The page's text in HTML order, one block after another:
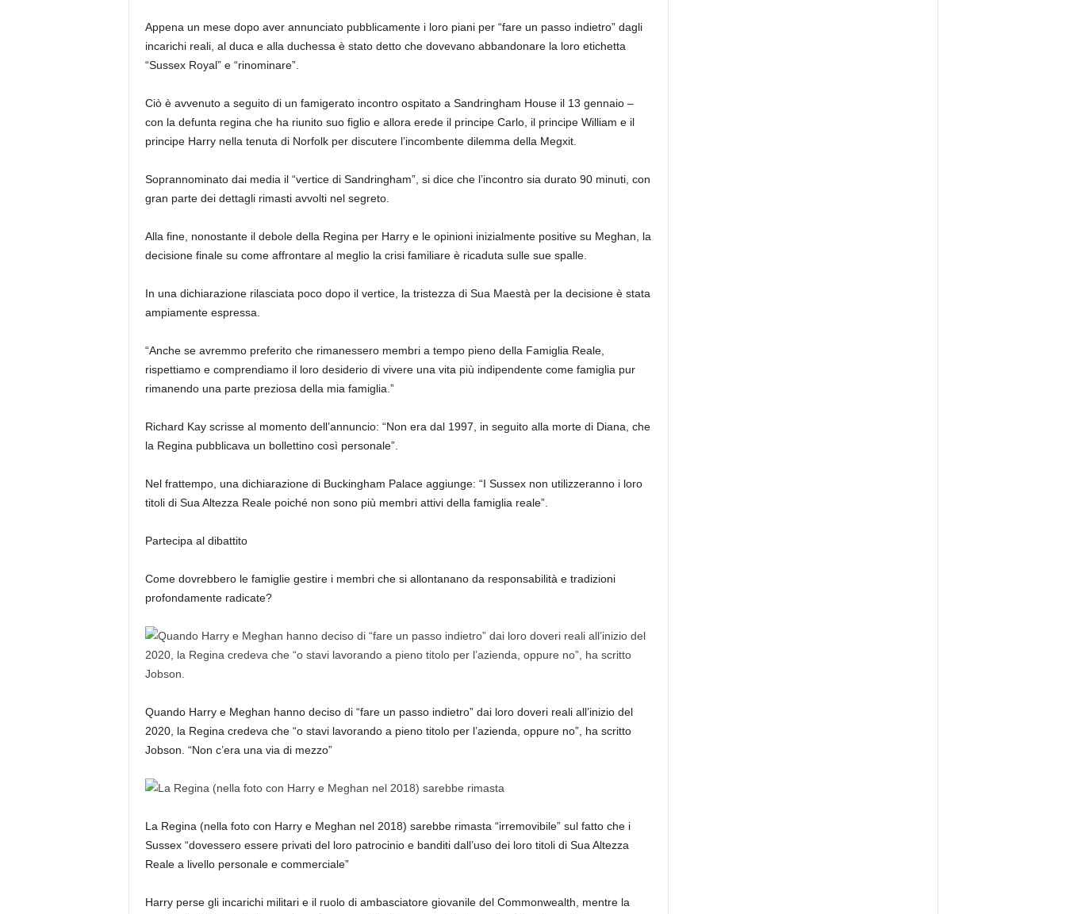
Appena un mese dopo aver annunciato pubblicamente i loro piani per “fare un passo indietro” dagli
incarichi reali, al duca e alla duchessa è stato detto che dovevano abbandonare la loro etichetta
“Sussex Royal” e “rinominare”.
Ciò è avvenuto a seguito di un famigerato incontro ospitato a Sandringham House il 13 gennaio –
con la defunta regina che ha riunito suo figlio e allora erede il principe Carlo, il principe William e il
principe Harry nella tenuta di Norfolk per discutere l’incombente dilemma della Megxit.
Soprannominato dai media il “vertice di Sandringham”, si dice che l’incontro sia durato 90 minuti, con
gran parte dei dettagli rimasti avvolti nel segreto.
Alla fine, nonostante il debole della Regina per Harry e le opinioni inizialmente positive su Meghan, la
decisione finale su come affrontare al meglio la crisi familiare è ricaduta sulle sue spalle.
In una dichiarazione rilasciata poco dopo il vertice, la tristezza di Sua Maestà per la decisione è stata
ampiamente espressa.
“Anche se avremmo preferito che rimanessero membri a tempo pieno della Famiglia Reale,
rispettiamo e comprendiamo il loro desiderio di vivere una vita più indipendente come famiglia pur
rimanendo una parte preziosa della mia famiglia.”
Richard Kay scrisse al momento dell’annuncio: “Non era dal 1997, in seguito alla morte di Diana, che
la Regina pubblicava un bollettino così personale”.
Nel frattempo, una dichiarazione di Buckingham Palace aggiunge: “I Sussex non utilizzeranno i loro
titoli di Sua Altezza Reale poiché non sono più membri attivi della famiglia reale”.
Partecipa al dibattito
Come dovrebbero le famiglie gestire i membri che si allontanano da responsabilità e tradizioni
profondamente radicate?
Quando Harry e Meghan hanno deciso di “fare un passo indietro” dai loro doveri reali all’inizio del
2020, la Regina credeva che “o stavi lavorando a pieno titolo per l’azienda, oppure no”, ha scritto
Jobson. “Non c’era una via di mezzo”
La Regina (nella foto con Harry e Meghan nel 2018) sarebbe rimasta “irremovibile” sul fatto che i
Sussex “dovessero essere privati ​​del loro patrocinio e banditi dall’uso dei loro titoli di Sua Altezza
Reale a livello personale e commerciale”
Harry perse gli incarichi militari e il ruolo di ambasciatore giovanile del Commonwealth, mentre la